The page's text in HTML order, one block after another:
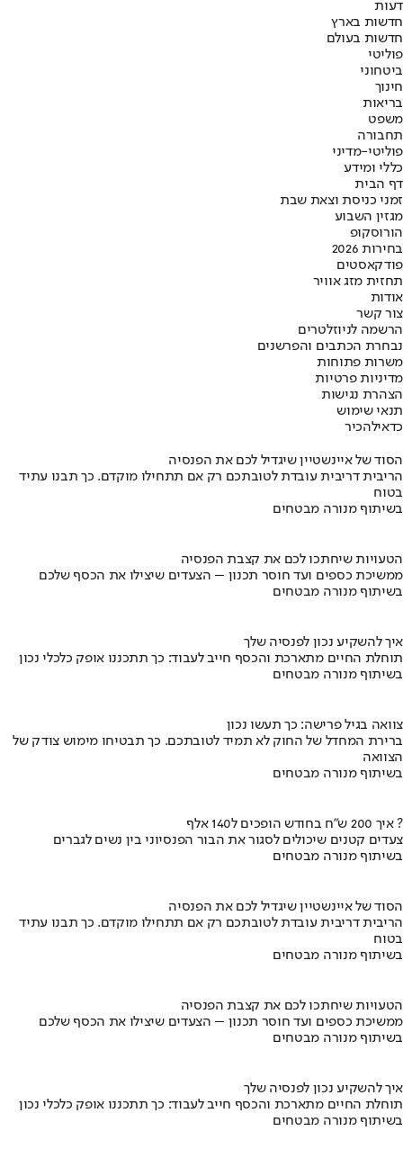
דעות
חדשות בארץ
חדשות בעולם
פוליטי
ביטחוני
חינוך
בריאות
משפט
תחבורה
פוליטי-מדיני
כללי ומידע
דף הבית
זמני כניסת וצאת שבת
מגזין השבוע
הורוסקופ
בחירות 2026
פודקאסטים
תחזית מזג אוויר
אודות
צור קשר
הרשמה לניוזלטרים
נבחרת הכתבים והפרשנים
משרות פתוחות
מדיניות פרטיות
הצהרת נגישות
תנאי שימוש
כדאילהכיר
הסוד של איינשטיין שיגדיל לכם את הפנסיה
הריבית דריבית עובדת לטובתכם רק אם תתחילו מוקדם. כך תבנו עתיד
בטוח
בשיתוף מנורה מבטחים
הטעויות שיחתכו לכם את קצבת הפנסיה
ממשיכת כספים ועד חוסר תכנון – הצעדים שיצילו את הכסף שלכם
בשיתוף מנורה מבטחים
איך להשקיע נכון לפנסיה שלך
תוחלת החיים מתארכת והכסף חייב לעבוד: כך תתכננו אופק כלכלי נכון
בשיתוף מנורה מבטחים
צוואה בגיל פרישה: כך תעשו נכון
ברירת המחדל של החוק לא תמיד לטובתכם. כך תבטיחו מימוש צודק של
הצוואה
בשיתוף מנורה מבטחים
איך 200 ש"ח בחודש הופכים ל140 אלף ?
צעדים קטנים שיכולים לסגור את הבור הפנסיוני בין נשים לגברים
בשיתוף מנורה מבטחים
הסוד של איינשטיין שיגדיל לכם את הפנסיה
הריבית דריבית עובדת לטובתכם רק אם תתחילו מוקדם. כך תבנו עתיד
בטוח
בשיתוף מנורה מבטחים
הטעויות שיחתכו לכם את קצבת הפנסיה
ממשיכת כספים ועד חוסר תכנון – הצעדים שיצילו את הכסף שלכם
בשיתוף מנורה מבטחים
איך להשקיע נכון לפנסיה שלך
תוחלת החיים מתארכת והכסף חייב לעבוד: כך תתכננו אופק כלכלי נכון
בשיתוף מנורה מבטחים